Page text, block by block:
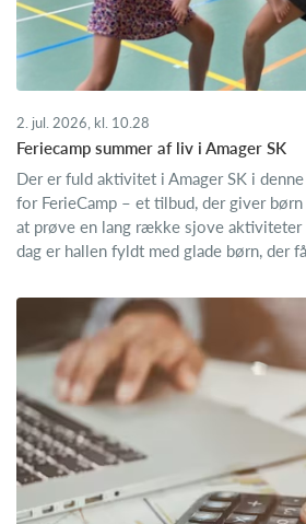
2. jul. 2026, kl. 10.28
Feriecamp summer af liv i Amager SK
Der er fuld aktivitet i Amager SK i
for FerieCamp – et tilbud, der giver
at prøve en lang række sjove
dag er hallen fyldt med glade børn, der